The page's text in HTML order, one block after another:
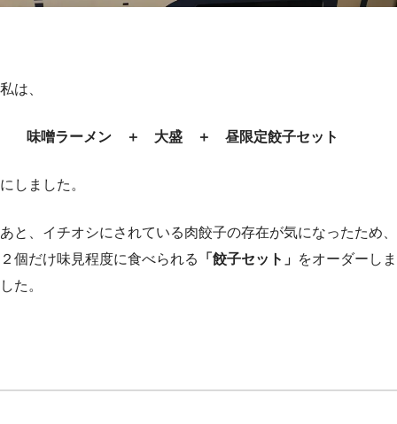
私は、
味噌ラーメン ＋ 大盛 ＋ 昼限定餃子セット
にしました。
あと、イチオシにされている肉餃子の存在が気になったため、
２個だけ味見程度に食べられる
「餃子セット」 をオーダーしま
した。